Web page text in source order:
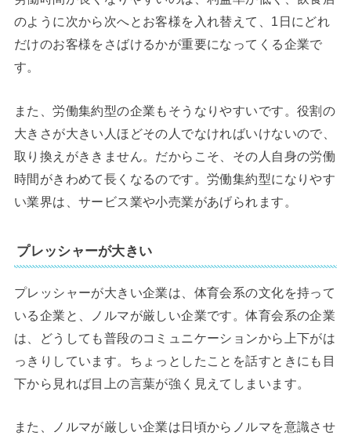
のように次から次へとお客様を入れ替えて、1日にどれ
だけのお客様をさばけるかが重要になってくる企業で
す。
また、労働集約型の企業もそうなりやすいです。役割の
大きさが大きい人ほどその人でなければいけないので、
取り換えがききません。だからこそ、その人自身の労働
時間がきわめて長くなるのです。労働集約型になりやす
い業界は、サービス業や小売業があげられます。
プレッシャーが大きい
プレッシャーが大きい企業は、体育会系の文化を持って
いる企業と、ノルマが厳しい企業です。体育会系の企業
は、どうしても普段のコミュニケーションから上下がは
っきりしています。ちょっとしたことを話すときにも目
下から見れば目上の言葉が強く見えてしまいます。
また、ノルマが厳しい企業は日頃からノルマを意識させ